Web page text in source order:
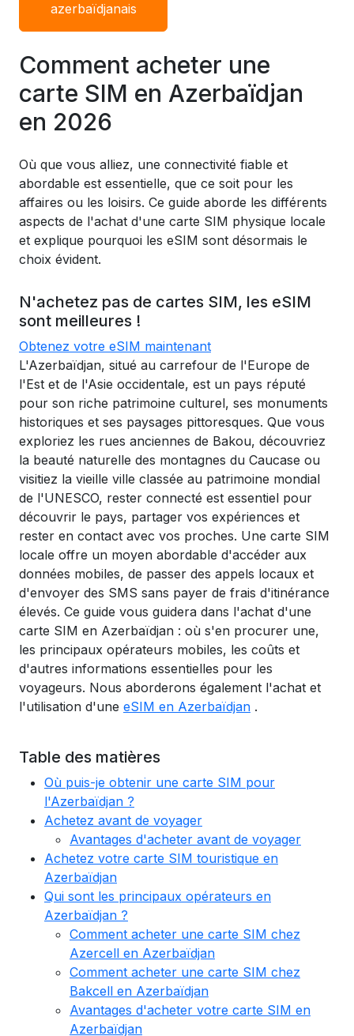
azerbaïdjanais
Comment acheter une
carte SIM en Azerbaïdjan
en 2026
Où que vous alliez, une connectivité fiable et
abordable est essentielle, que ce soit pour les
affaires ou les loisirs. Ce guide aborde les différents
aspects de l'achat d'une carte SIM physique locale
et explique pourquoi les eSIM sont désormais le
choix évident.
N'achetez pas de cartes SIM, les eSIM
sont meilleures !
Obtenez votre eSIM maintenant
L'Azerbaïdjan, situé au carrefour de l'Europe de
l'Est et de l'Asie occidentale, est un pays réputé
pour son riche patrimoine culturel, ses monuments
historiques et ses paysages pittoresques. Que vous
exploriez les rues anciennes de Bakou, découvriez
la beauté naturelle des montagnes du Caucase ou
visitiez la vieille ville classée au patrimoine mondial
de l'UNESCO, rester connecté est essentiel pour
découvrir le pays, partager vos expériences et
rester en contact avec vos proches. Une carte SIM
locale offre un moyen abordable d'accéder aux
données mobiles, de passer des appels locaux et
d'envoyer des SMS sans payer de frais d'itinérance
élevés. Ce guide vous guidera dans l'achat d'une
carte SIM en Azerbaïdjan : où s'en procurer une,
les principaux opérateurs mobiles, les coûts et
d'autres informations essentielles pour les
voyageurs. Nous aborderons également l'achat et
l'utilisation d'une eSIM en Azerbaïdjan .
Table des matières
Où puis-je obtenir une carte SIM pour
l'Azerbaïdjan ?
Achetez avant de voyager
Avantages d'acheter avant de voyager
Achetez votre carte SIM touristique en
Azerbaïdjan
Qui sont les principaux opérateurs en
Azerbaïdjan ?
Comment acheter une carte SIM chez
Azercell en Azerbaïdjan
Comment acheter une carte SIM chez
Bakcell en Azerbaïdjan
Avantages d'acheter votre carte SIM en
Azerbaïdjan